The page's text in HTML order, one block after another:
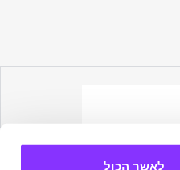
לאשר הכול